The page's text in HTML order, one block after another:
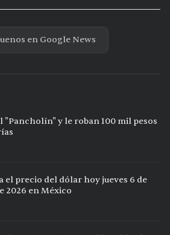
en Google News
"Pancholín" y le roban 100 mil pesos
el precio del dólar hoy jueves 6 de
2026 en México